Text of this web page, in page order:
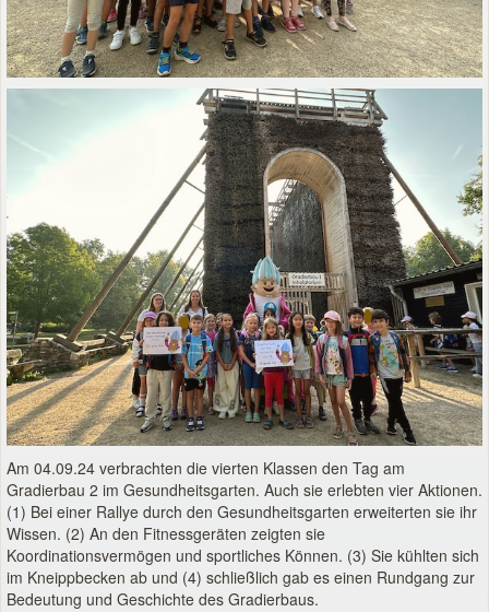
Am 04.09.24 verbrachten die vierten Klassen den Tag am
Gradierbau 2 im Gesundheitsgarten. Auch sie erlebten vier Aktionen.
(1) Bei einer Rallye durch den Gesundheitsgarten erweiterten sie ihr
Wissen. (2) An den Fitnessgeräten zeigten sie
Koordinationsvermögen und sportliches Können. (3) Sie kühlten sich
im Kneippbecken ab und (4) schließlich gab es einen Rundgang zur
Bedeutung und Geschichte des Gradierbaus.